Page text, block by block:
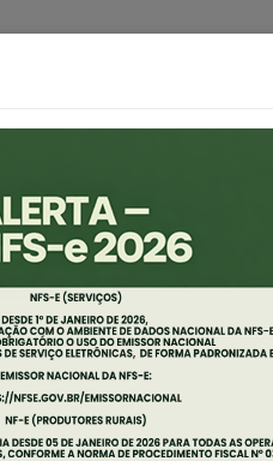
Ouvidoria
Empresas Servidor
2021